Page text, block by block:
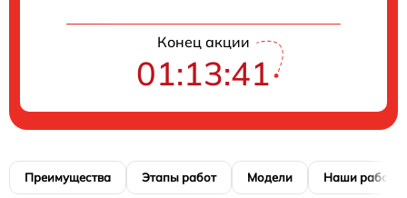
Конец акции
01:13:41
Преимущества Этапы работ Модели Наши работы